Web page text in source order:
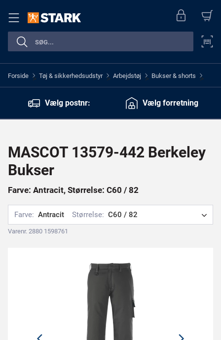
Forside > Tøj & sikkerhedsudstyr > Arbejdstøj > Bukser & shorts >
Vælg postnr: Vælg forretning
MASCOT 13579-442 Berkeley
Bukser
Farve: Antracit, Størrelse: C60 / 82
Farve: Antracit Størrelse: C60 / 82
Varenr. 2880 1598761